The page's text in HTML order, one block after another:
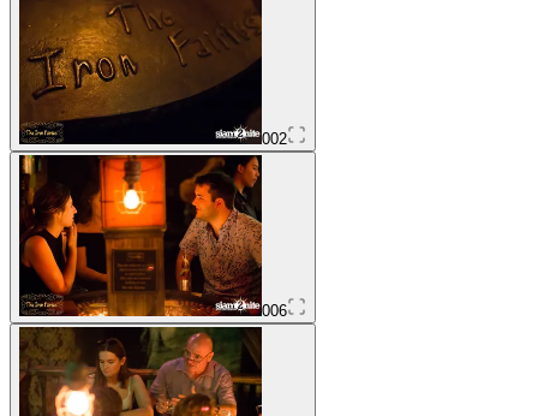
002
006